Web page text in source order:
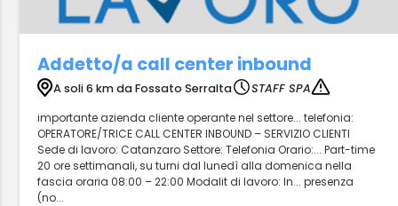
Addetto/a call center inbound
A soli 6 km da Fossato Serralta
STAFF SPA
importante azienda cliente operante nel settore... telefonia:
OPERATORE/TRICE CALL CENTER INBOUND – SERVIZIO CLIENTI
Sede di lavoro: Catanzaro Settore: Telefonia Orario:... Part-time
20 ore settimanali, su turni dal lunedì alla domenica nella
fascia oraria 08:00 – 22:00 Modalit di lavoro: In... presenza
(no...